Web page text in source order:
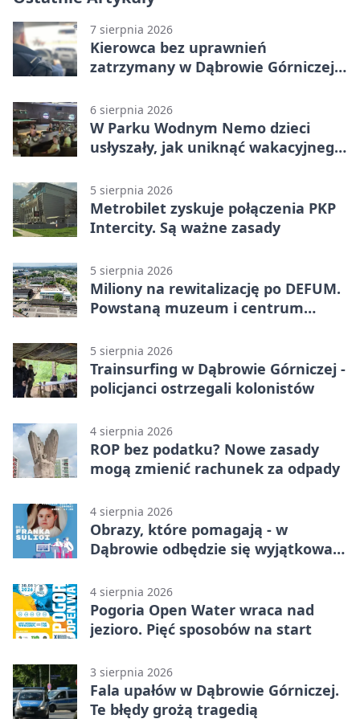
7 sierpnia 2026
Kierowca bez uprawnień
zatrzymany w Dąbrowie Górniczej.
6 sierpnia 2026
W Parku Wodnym Nemo dzieci
usłyszały, jak uniknąć wakacyjnego
5 sierpnia 2026
Metrobilet zyskuje połączenia PKP
Intercity. Są ważne zasady
5 sierpnia 2026
Miliony na rewitalizację po DEFUM.
Powstaną muzeum i centrum
5 sierpnia 2026
Trainsurfing w Dąbrowie Górniczej -
policjanci ostrzegali kolonistów
4 sierpnia 2026
ROP bez podatku? Nowe zasady
mogą zmienić rachunek za odpady
4 sierpnia 2026
Obrazy, które pomagają - w
Dąbrowie odbędzie się wyjątkowa
4 sierpnia 2026
Pogoria Open Water wraca nad
jezioro. Pięć sposobów na start
3 sierpnia 2026
Fala upałów w Dąbrowie Górniczej.
Te błędy grożą tragedią